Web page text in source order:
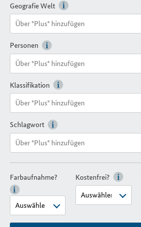
Geografie Welt
Personen
Klassifikation
Schlagwort
Farbaufnahme? Kostenfrei?